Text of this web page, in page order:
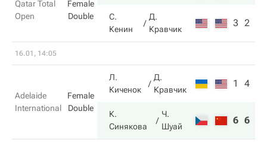
Qatar Total
Open
Female
Double
С.
Кенин
Д.
Кравчик
3 2
16.01, 14:05
Adelaide
International
Female
Double
Л.
Киченок
Д.
Кравчик
1 4
К.
Синякова
Ч.
Шуай
6 6